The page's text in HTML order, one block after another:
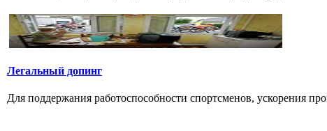
Легальный допинг
Для поддержания работоспособности спортсменов, ускорения